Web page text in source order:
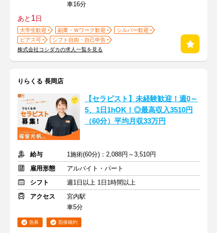
車16分
あと 1日
大学生歓迎 副業・Ｗワーク歓迎
シルバー歓迎
ピアス可
シフト自由・自己申告
株式会社コシダカの求人一覧を見る
りらくる 長岡店
【セラピスト】未経験歓迎！週0～
5、1日1hOK！◎最高収入3510円
（60分）平均月収33万円
給与
1施術(60分)：2,088円～3,510円
雇用形態
アルバイト・パート
シフト
週1日以上 1日1時間以上
アクセス
宮内駅
車5分
急募 面接確約